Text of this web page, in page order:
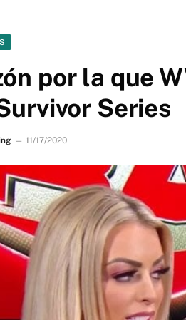
por la que
Series
11/17/2020